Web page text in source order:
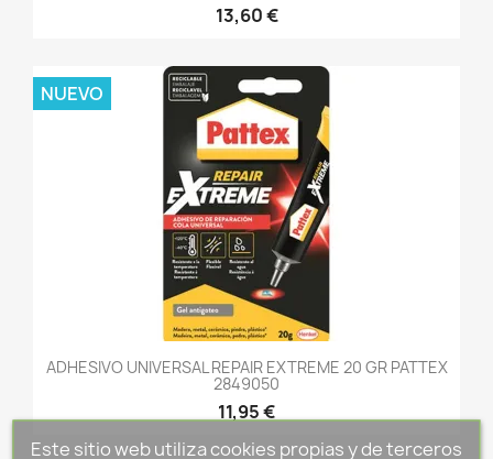
13,60 €
ADHESIVO UNIVERSAL REPAIR EXTREME 20 GR PATTEX
2849050
11,95 €
NUEVO
Este sitio web utiliza cookies propias y de terceros